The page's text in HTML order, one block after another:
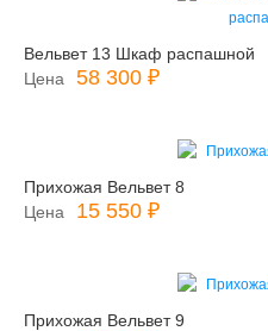
Вельвет 13 Шкаф распашной
Цена
58 300 ₽
Прихожая Вельвет 8
Цена
15 550 ₽
Прихожая Вельвет 9